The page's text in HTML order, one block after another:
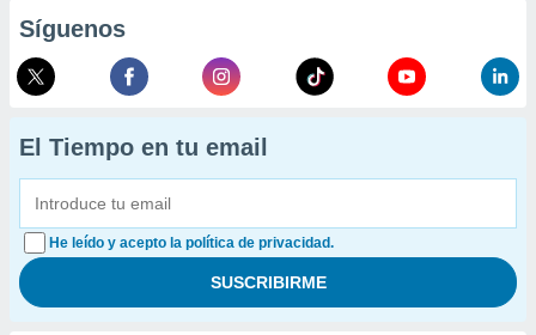
Síguenos
El Tiempo en tu email
He leído y acepto la política de privacidad.